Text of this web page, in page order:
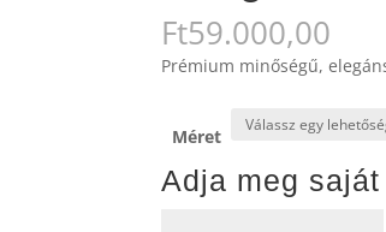
Ft59.000,00
Prémium minőségű,
Méret
Adja meg